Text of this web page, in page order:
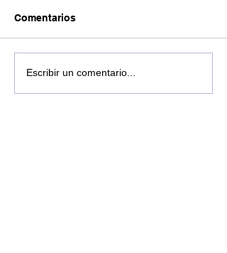
Comentarios
Escribir un comentario...